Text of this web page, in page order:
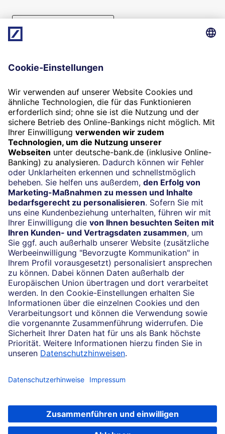
Folgen Sie uns
Widerruf
Vertrag widerrufen
Impressum
Konditionen und Preise
Rechtliche Hinweise
Datenschutz
Barrierefreiheit
Cookie-Einstellungen
Sicherheit und Technik
Notfallnummern
Soweit auf dieser Internetseite von der Deutschen Bank die Rede ist, bezieht